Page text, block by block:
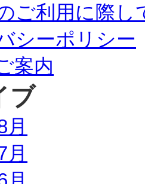
ご利用に際し
シーポリシー
案内
ブ